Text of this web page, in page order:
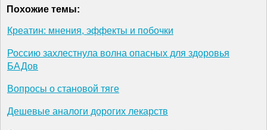
Похожие темы:
Креатин: мнения, эффекты и побочки
Россию захлестнула волна опасных для здоровья
БАДов
Вопросы о становой тяге
Дешевые аналоги дорогих лекарств